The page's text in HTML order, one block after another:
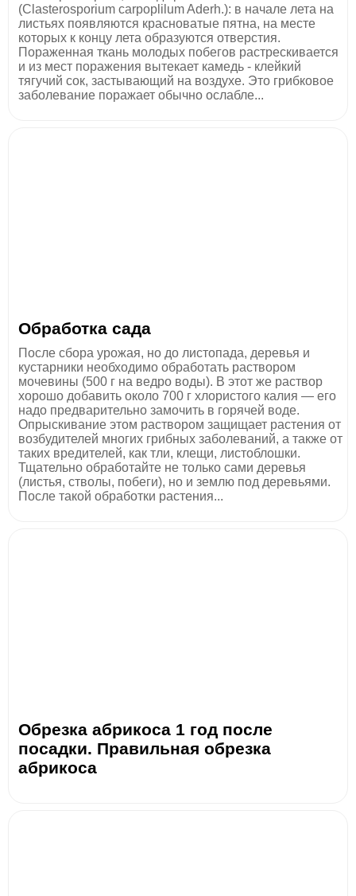
(Clasterosporium carpoplilum Aderh.): в начале лета на
листьях появляются красноватые пятна, на месте
которых к концу лета образуются отверстия.
Пораженная ткань молодых побегов растрескивается
и из мест поражения вытекает камедь - клейкий
тягучий сок, застывающий на воздухе. Это грибковое
заболевание поражает обычно ослабле...
Обработка сада
После сбора урожая, но до листопада, деревья и
кустарники необходимо обработать раствором
мочевины (500 г на ведро воды). В этот же раствор
хорошо добавить около 700 г хлористого калия — его
надо предварительно замочить в горячей воде.
Опрыскивание этом раствором защищает растения от
возбудителей многих грибных заболеваний, а также от
таких вредителей, как тли, клещи, листоблошки.
Тщательно обработайте не только сами деревья
(листья, стволы, побеги), но и землю под деревьями.
После такой обработки растения...
Обрезка абрикоса 1 год после
посадки. Правильная обрезка
абрикоса